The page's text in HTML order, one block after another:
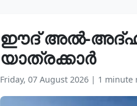
ഈദ് അൽ-അദ്ഹ
യാത്രക്കാർ
Friday, 07 August 2026 | 1 minute